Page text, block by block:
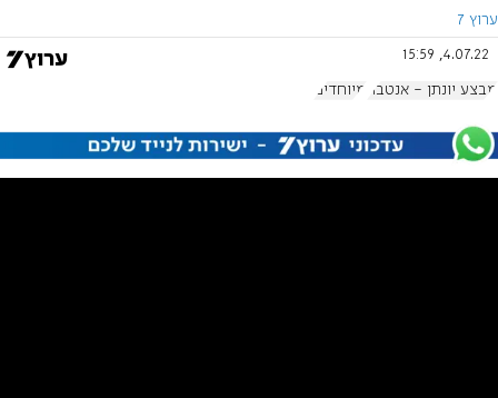
ערוץ 7
4.07.22, 15:59
מבצע יונתן - אנטבה מיוחדים